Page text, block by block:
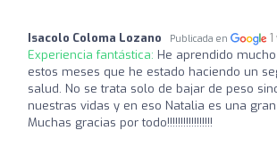
Isacolo Coloma Lozano Publicada en
Experiencia fantástica: He aprendido
estos meses que he estado haciendo un
salud. No se trata solo de bajar de peso
nuestras vidas y en eso Natalia es una
Muchas gracias por todo!!!!!!!!!!!!!!!!!